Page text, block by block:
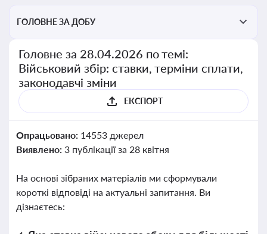
ГОЛОВНЕ ЗА ДОБУ
Головне за 28.04.2026 по темі:
Військовий збір: ставки, терміни сплати,
законодавчі зміни
ЕКСПОРТ
Опрацьовано: 14553 джерел
Виявлено: 3 публікації за 28 квітня
На основі зібраних матеріалів ми сформували
короткі відповіді на актуальні запитання. Ви
дізнаєтесь: